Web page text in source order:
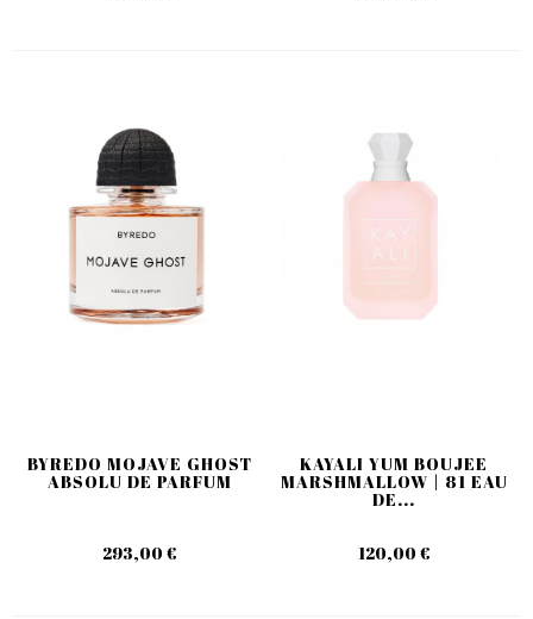
BYREDO MOJAVE GHOST
ABSOLU DE PARFUM
293,00 €
KAYALI YUM BOUJEE
MARSHMALLOW | 81 EAU
DE...
120,00 €